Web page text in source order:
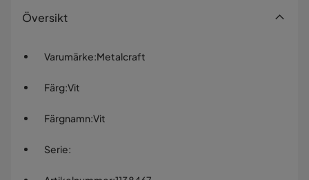
Översikt
Varumärke:Metalcraft
Färg:Vit
Färgnamn:Vit
Serie: